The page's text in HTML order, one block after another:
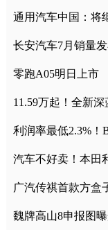
通用汽车中国：将
长安汽车7月销量发
零跑A05明日上市
11.59万起！全新深
利润率最低2.3%
汽车不好卖！本田
广汽传祺首款方盒
魏牌高山8申报图